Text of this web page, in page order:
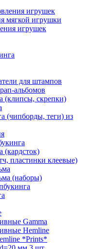
игрушек
мягкой игрушки
игрушек
для штампов
альбомов
(клипсы, скрепки)
(чипборды, теги) из
(кардсток)
пластинки клеевые)
(наборы)
Gamma
Hemline
*Prints*